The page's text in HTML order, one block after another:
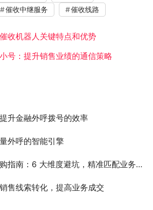
催收中继服务 催收线路
收机器人关键特点和优势
号：提升销售业绩的通信策略
升金融外呼拨号的效率
外呼的智能引擎
南：6 大维度避坑，精准匹配业务需求
售线索转化，提高业务成交